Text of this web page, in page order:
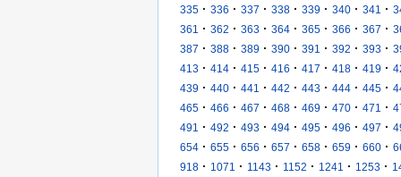
335 · 336 · 337 · 338 · 339 · 340 · 341 ·
361
· 362 · 363 · 364 · 365 · 366 · 367 ·
387 · 388 · 389 · 390 · 391 · 392 · 393 ·
413 · 414 · 415 · 416 · 417 · 418 · 419 ·
439 · 440 · 441 · 442 · 443 · 444 · 445 ·
465 · 466 · 467 · 468 · 469 · 470 · 471 ·
491
· 492 · 493 · 494 · 495 · 496 · 497 ·
654 · 655 · 656 · 657 · 658 · 659 · 660 ·
918 · 1071 · 1143 · 1152 · 1241 · 1253 ·